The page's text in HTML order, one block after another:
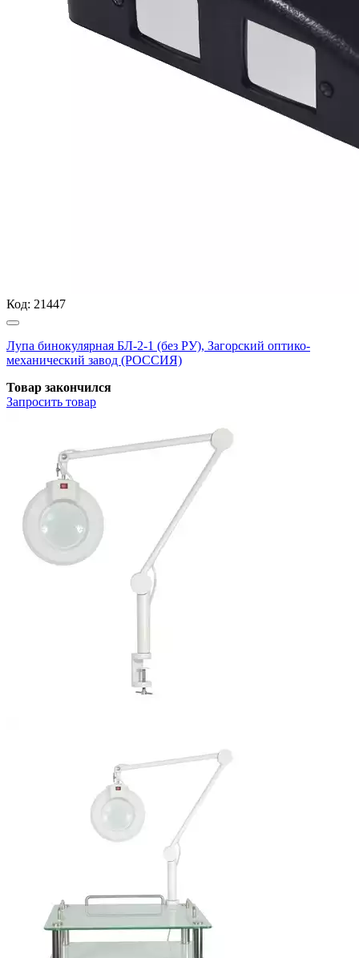
Код: 21447
Лупа бинокулярная БЛ-2-1 (без РУ), Загорский оптико-
механический завод (РОССИЯ)
Товар закончился
Запросить товар